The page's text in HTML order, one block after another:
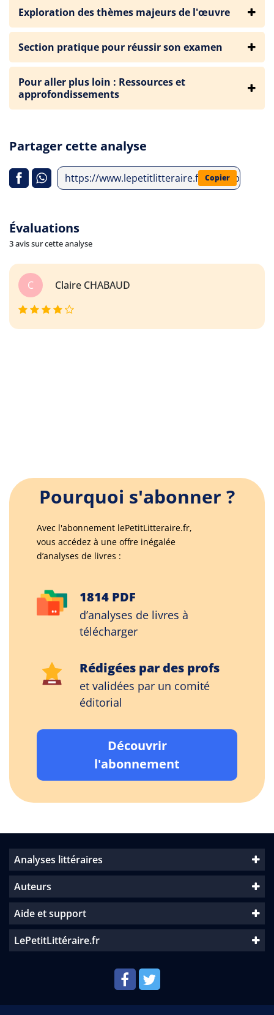
Exploration des thèmes majeurs de l'œuvre
Section pratique pour réussir son examen
Pour aller plus loin : Ressources et
approfondissements
Partager cette analyse
https://www.lepetitlitteraire.fr/index.php/
Copier
Évaluations
3 avis sur cette analyse
C Claire CHABAUD
Pourquoi s'abonner ?
Avec l'abonnement lePetitLitteraire.fr,
vous accédez à une offre inégalée
d’analyses de livres :
1814 PDF
d’analyses de livres à
télécharger
Rédigées par des profs
et validées par un comité
éditorial
Découvrir
l'abonnement
Analyses littéraires
Auteurs
Aide et support
LePetitLittéraire.fr